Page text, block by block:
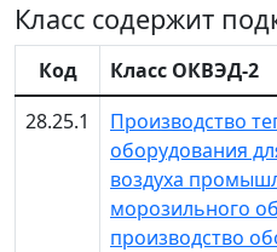
Класс содержит
Код
Класс ОКВЭД-2
28.25.1
Производство
оборудования
воздуха
морозильного
производство